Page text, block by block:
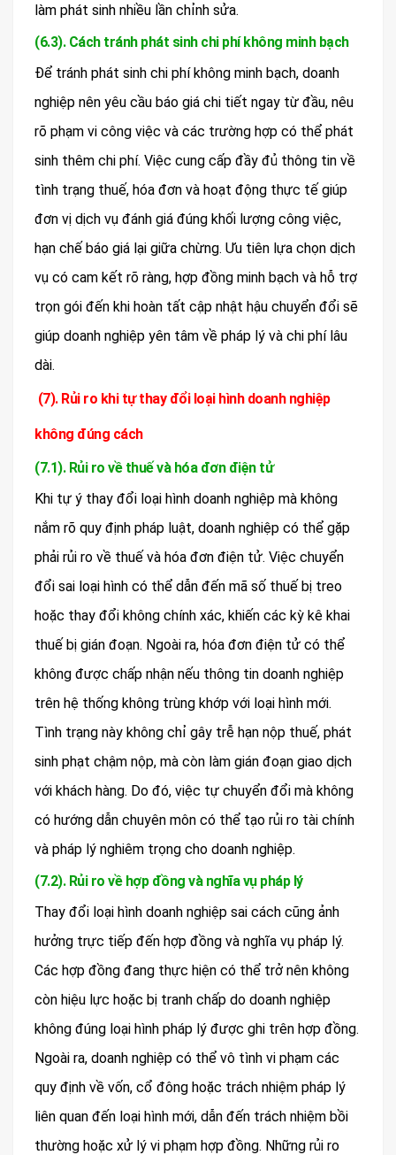
làm phát sinh nhiều lần chỉnh sửa.
(6.3). Cách tránh phát sinh chi phí không minh bạch
Để tránh phát sinh chi phí không minh bạch, doanh
nghiệp nên yêu cầu báo giá chi tiết ngay từ đầu, nêu
rõ phạm vi công việc và các trường hợp có thể phát
sinh thêm chi phí. Việc cung cấp đầy đủ thông tin về
tình trạng thuế, hóa đơn và hoạt động thực tế giúp
đơn vị dịch vụ đánh giá đúng khối lượng công việc,
hạn chế báo giá lại giữa chừng. Ưu tiên lựa chọn dịch
vụ có cam kết rõ ràng, hợp đồng minh bạch và hỗ trợ
trọn gói đến khi hoàn tất cập nhật hậu chuyển đổi sẽ
giúp doanh nghiệp yên tâm về pháp lý và chi phí lâu
dài.
(7). Rủi ro khi tự thay đổi loại hình doanh nghiệp
không đúng cách
(7.1). Rủi ro về thuế và hóa đơn điện tử
Khi tự ý thay đổi loại hình doanh nghiệp mà không
nắm rõ quy định pháp luật, doanh nghiệp có thể gặp
phải rủi ro về thuế và hóa đơn điện tử. Việc chuyển
đổi sai loại hình có thể dẫn đến mã số thuế bị treo
hoặc thay đổi không chính xác, khiến các kỳ kê khai
thuế bị gián đoạn. Ngoài ra, hóa đơn điện tử có thể
không được chấp nhận nếu thông tin doanh nghiệp
trên hệ thống không trùng khớp với loại hình mới.
Tình trạng này không chỉ gây trễ hạn nộp thuế, phát
sinh phạt chậm nộp, mà còn làm gián đoạn giao dịch
với khách hàng. Do đó, việc tự chuyển đổi mà không
có hướng dẫn chuyên môn có thể tạo rủi ro tài chính
và pháp lý nghiêm trọng cho doanh nghiệp.
(7.2). Rủi ro về hợp đồng và nghĩa vụ pháp lý
Thay đổi loại hình doanh nghiệp sai cách cũng ảnh
hưởng trực tiếp đến hợp đồng và nghĩa vụ pháp lý.
Các hợp đồng đang thực hiện có thể trở nên không
còn hiệu lực hoặc bị tranh chấp do doanh nghiệp
không đúng loại hình pháp lý được ghi trên hợp đồng.
Ngoài ra, doanh nghiệp có thể vô tình vi phạm các
quy định về vốn, cổ đông hoặc trách nhiệm pháp lý
liên quan đến loại hình mới, dẫn đến trách nhiệm bồi
thường hoặc xử lý vi phạm hợp đồng. Những rủi ro